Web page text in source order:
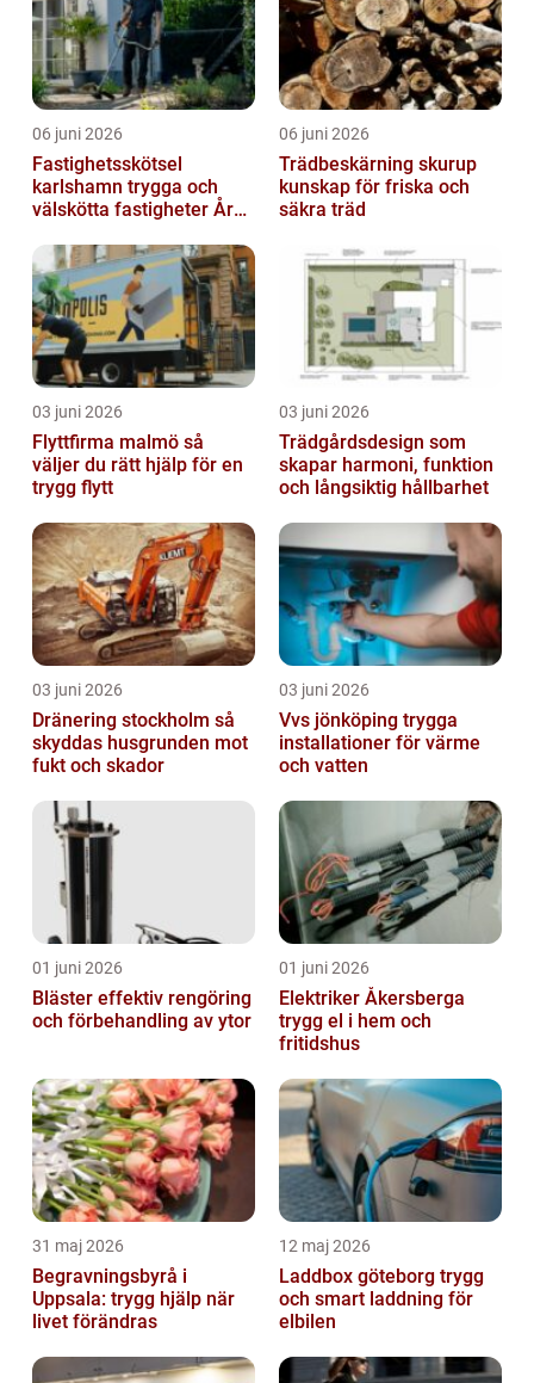
06 juni 2026
Fastighetsskötsel
karlshamn trygga och
välskötta fastigheter Året
06 juni 2026
Trädbeskärning skurup
kunskap för friska och
säkra träd
03 juni 2026
Flyttfirma malmö så
väljer du rätt hjälp för en
trygg flytt
03 juni 2026
Trädgårdsdesign som
skapar harmoni, funktion
och långsiktig hållbarhet
03 juni 2026
Dränering stockholm så
skyddas husgrunden mot
fukt och skador
03 juni 2026
Vvs jönköping trygga
installationer för värme
och vatten
01 juni 2026
Bläster effektiv rengöring
och förbehandling av ytor
01 juni 2026
Elektriker Åkersberga
trygg el i hem och
fritidshus
31 maj 2026
Begravningsbyrå i
Uppsala: trygg hjälp när
livet förändras
12 maj 2026
Laddbox göteborg trygg
och smart laddning för
elbilen